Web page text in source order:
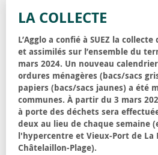
LA COLLECTE
L’Agglo a confié à SUEZ la
et assimilés sur l’ensemble du
mars 2024. Un nouveau
ordures ménagères (bacs/sacs
papiers (bacs/sacs jaunes) a été
communes. À partir du 3 mars
à porte des déchets sera
deux au lieu de chaque semaine
l'hypercentre et Vieux-Port de La
Châtelaillon-Plage).